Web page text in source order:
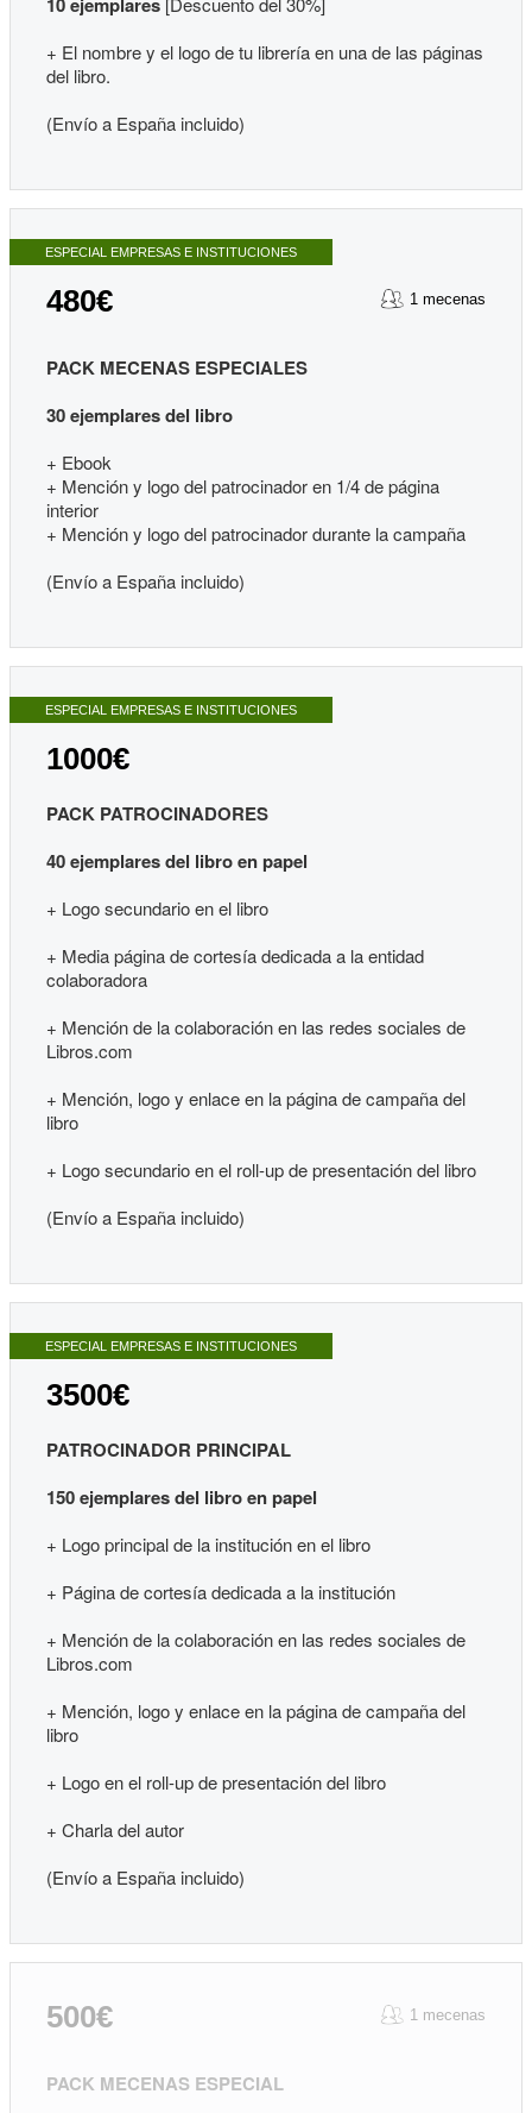
+ El nombre y el logo de tu librería en una de las páginas
del libro.
(Envío a España incluido)
ESPECIAL EMPRESAS E INSTITUCIONES
480€ 1 mecenas
PACK MECENAS ESPECIALES
30 ejemplares del libro
+ Ebook
+ Mención y logo del patrocinador en 1/4 de página
interior
+ Mención y logo del patrocinador durante la campaña
(Envío a España incluido)
ESPECIAL EMPRESAS E INSTITUCIONES
1000€
PACK PATROCINADORES
40 ejemplares del libro en papel
+ Logo secundario en el libro
+ Media página de cortesía dedicada a la entidad
colaboradora
+ Mención de la colaboración en las redes sociales de
Libros.com
+ Mención, logo y enlace en la página de campaña del
libro
+ Logo secundario en el roll-up de presentación del libro
(Envío a España incluido)
ESPECIAL EMPRESAS E INSTITUCIONES
3500€
PATROCINADOR PRINCIPAL
150 ejemplares del libro en papel
+ Logo principal de la institución en el libro
+ Página de cortesía dedicada a la institución
+ Mención de la colaboración en las redes sociales de
Libros.com
+ Mención, logo y enlace en la página de campaña del
libro
+ Logo en el roll-up de presentación del libro
+ Charla del autor
(Envío a España incluido)
500€ 1 mecenas
PACK MECENAS ESPECIAL